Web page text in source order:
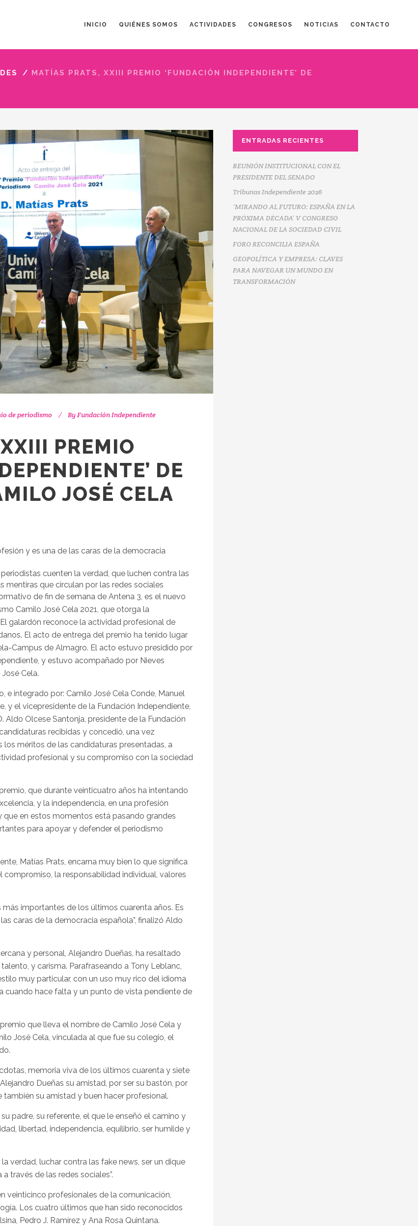
INICIO QUIÉNES SOMOS ACTIVIDADES CONGRESOS NOTICIAS CONTACTO
/ MATÍAS PRATS, XXIII PREMIO ‘FUNDACIÓN INDEPENDIENTE’ DE
de periodismo ByFundación Independiente
PREMIO
DE
JOSÉ CELA
y es una de las caras de la democracia
cuenten la verdad, que luchen contra las
mentiras que circulan por las redes sociales
de fin de semana de Antena 3, es el nuevo
Camilo José Cela 2021, que otorga la
galardón reconoce la actividad profesional de
El acto de entrega del premio ha tenido lugar
Campus de Almagro. El acto estuvo presidido por
y estuvo acompañado por Nieves
Cela.
e integrado por: Camilo José Cela Conde, Manuel
y el vicepresidente de la Fundación Independiente,
Aldo Olcese Santonja, presidente de la Fundación
recibidas y concedió, una vez
méritos de las candidaturas presentadas, a
profesional y su compromiso con la sociedad
que durante veinticuatro años ha intentando
y la independencia, en una profesión
en estos momentos está pasando grandes
para apoyar y defender el periodismo
Matías Prats, encarna muy bien lo que significa
compromiso, la responsabilidad individual, valores
importantes de los últimos cuarenta años. Es
caras de la democracia española”, finalizó Aldo
y personal, Alejandro Dueñas, ha resaltado
y carisma. Parafraseando a Tony Leblanc,
muy particular, con un uso muy rico del idioma
cuando hace falta y un punto de vista pendiente de
que lleva el nombre de Camilo José Cela y
José Cela, vinculada al que fue su colegio, el
memoria viva de los últimos cuarenta y siete
Dueñas su amistad, por ser su bastón, por
su amistad y buen hacer profesional.
padre, su referente, el que le enseñó el camino y
libertad, independencia, equilibrio, ser humilde y
verdad, luchar contra las fake news, ser un dique
través de las redes sociales”.
veinticinco profesionales de la comunicación,
Los cuatro últimos que han sido reconocidos
Pedro J. Ramírez y Ana Rosa Quintana.
ENTRADAS RECIENTES
REUNIÓN INSTITUCIONAL CON EL
PRESIDENTE DEL SENADO
Tribunas Independiente 2026
‘MIRANDO AL FUTURO: ESPAÑA EN LA
PRÓXIMA DÉCADA’ V CONGRESO
NACIONAL DE LA SOCIEDAD CIVIL
FORO RECONCILIA ESPAÑA
GEOPOLÍTICA Y EMPRESA: CLAVES
PARA NAVEGAR UN MUNDO EN
TRANSFORMACIÓN